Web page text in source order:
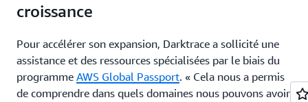
croissance
Pour accélérer son expansion, Darktrace a sollicité une
assistance et des ressources spécialisées par le biais du
programme AWS Global Passport. « Cela nous a permis
de comprendre dans quels domaines nous pouvons avoir